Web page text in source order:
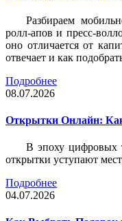
Разбираем
ролл-апов и пресс-
оно отличается от
отвечает и как
Подробнее
08.07.2026
Открытки Онлайн:
В эпоху цифровых
открытки уступают
Подробнее
04.07.2026